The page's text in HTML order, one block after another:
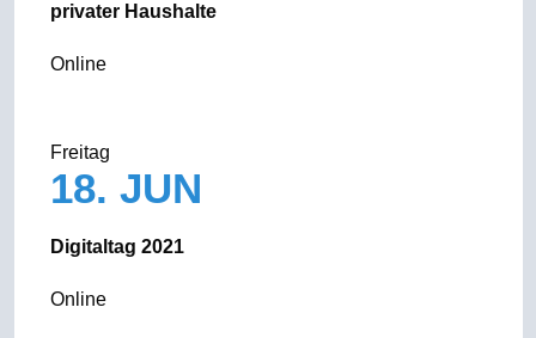
privater Haushalte
Online
Freitag
18. JUN
Digitaltag 2021
Online